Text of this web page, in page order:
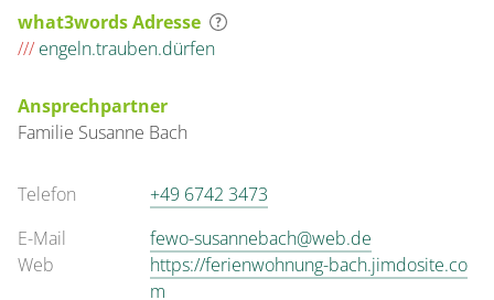
what3words Adresse
/// engeln.trauben.dürfen
Ansprechpartner
Familie Susanne Bach
Telefon
+49 6742 3473
E-Mail
fewo-susannebach@web.de
Web
https://ferienwohnung-bach.jimdosite.co
m